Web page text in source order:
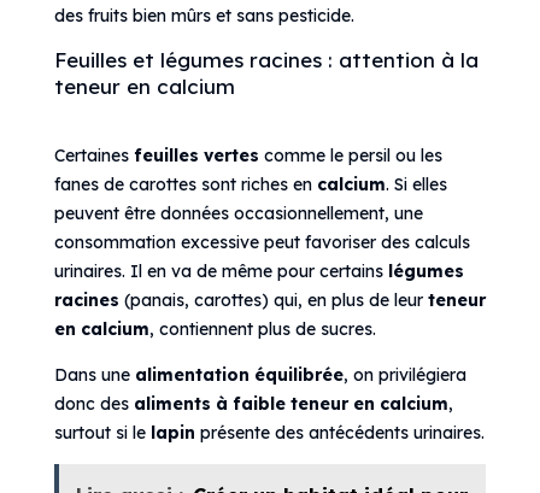
des fruits bien mûrs et sans pesticide.
Feuilles et légumes racines : attention à la
teneur en calcium
Certaines feuilles vertes comme le persil ou les
fanes de carottes sont riches en calcium. Si elles
peuvent être données occasionnellement, une
consommation excessive peut favoriser des calculs
urinaires. Il en va de même pour certains légumes
racines (panais, carottes) qui, en plus de leur teneur
en calcium, contiennent plus de sucres.
Dans une alimentation équilibrée, on privilégiera
donc des aliments à faible teneur en calcium,
surtout si le lapin présente des antécédents urinaires.